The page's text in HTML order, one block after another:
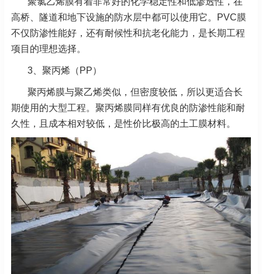
高桥、隧道和地下设施的防水层中都可以使用它。PVC膜
不仅防渗性能好，还有耐候性和抗老化能力，是长期工程
项目的理想选择。
3、聚丙烯（PP）
聚丙烯膜与聚乙烯类似，但密度较低，所以更适合长
期使用的大型工程。聚丙烯膜同样有优良的防渗性能和耐
久性，且成本相对较低，是性价比极高的土工膜材料。